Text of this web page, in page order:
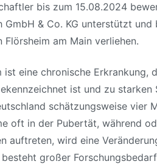
bis zum 15.08.2024
GmbH & Co. KG unterstützt
Flörsheim am Main verliehen.
ist eine chronische Erkrankung,
ist und zu
schätzungsweise vier
oft in der Pubertät, während
auftreten, wird eine
großer